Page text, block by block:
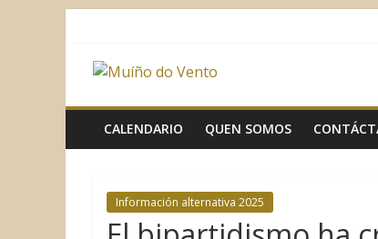
contenido
Muíño
do
Vento
Asociación
CALENDARIO QUEN SOMOS
Información alternativa 2025